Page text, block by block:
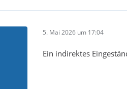
5. Mai 2026 um 17:04
Ein indirektes